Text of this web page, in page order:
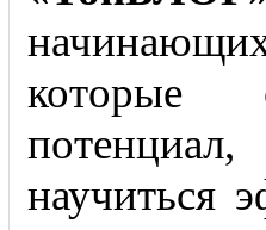
которые
научиться